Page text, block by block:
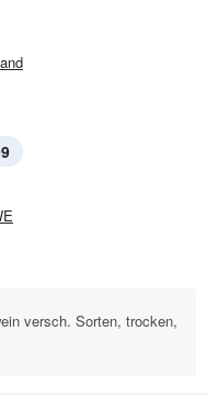
versch. Sorten, trocken,